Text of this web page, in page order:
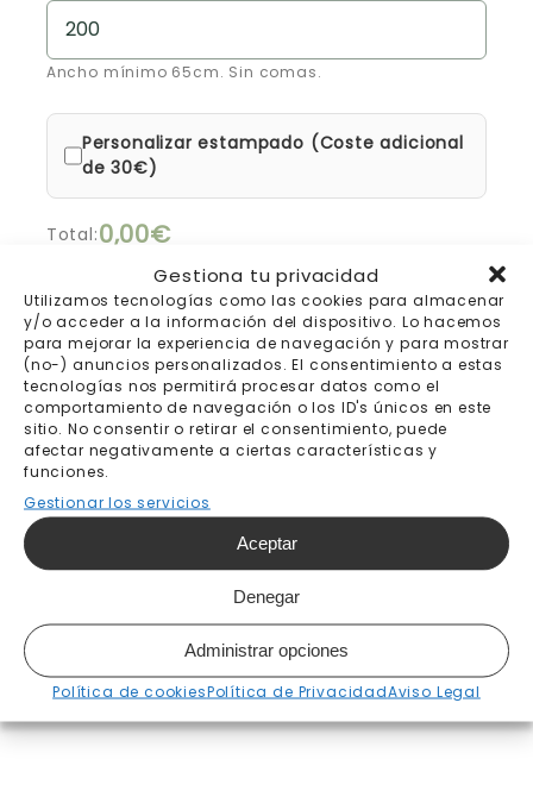
Gestiona tu privacidad
Utilizamos tecnologías como las cookies para almacenar
y/o acceder a la información del dispositivo. Lo hacemos
para mejorar la experiencia de navegación y para mostrar
(no-) anuncios personalizados. El consentimiento a estas
tecnologías nos permitirá procesar datos como el
comportamiento de navegación o los ID's únicos en este
sitio. No consentir o retirar el consentimiento, puede
afectar negativamente a ciertas características y
funciones.
Gestionar los servicios
Aceptar
Denegar
Administrar opciones
Política de cookiesPolítica de PrivacidadAviso Legal
Ancho mínimo 65cm. Sin comas.
Personalizar estampado (Coste adicional
de 30€)
Total:0,00€
15% de descuento automático en la cesta
hasta el 17 de julio
Añadir al carrito
Envío gratis a partir de
Pago seguro
Fabricación bajo pedido 7-
Envíos y devoluciones